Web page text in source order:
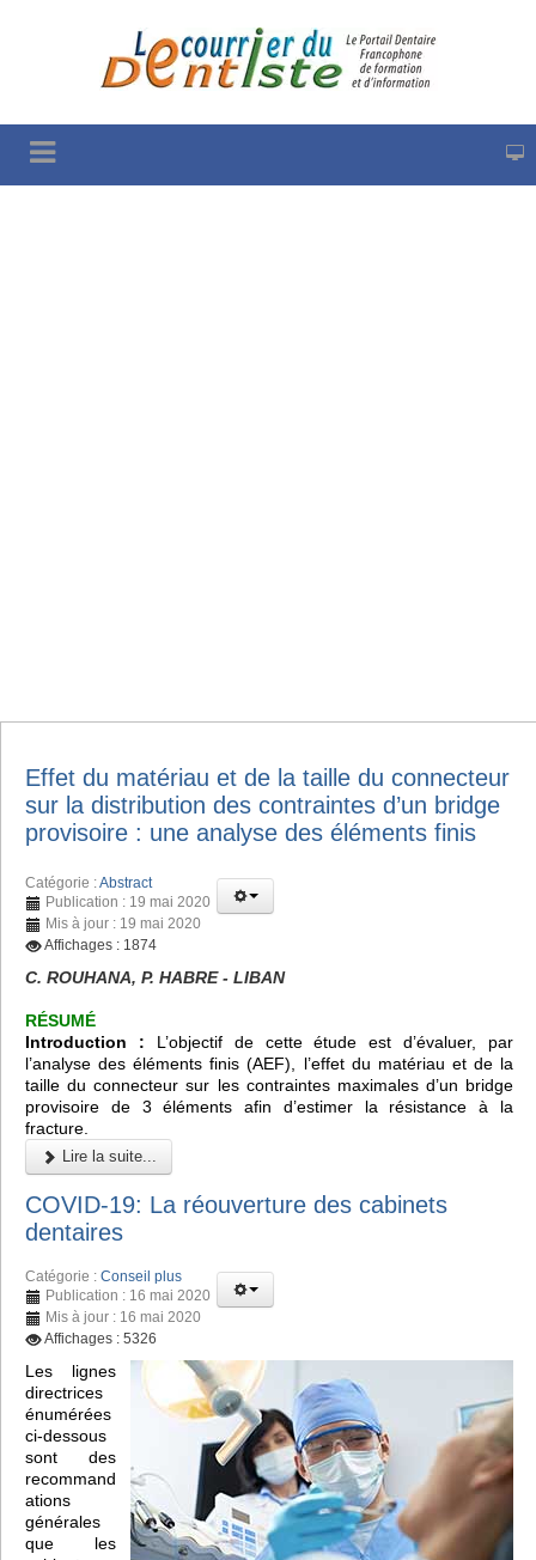
Effet du matériau et de la taille du connecteur
sur la distribution des contraintes d’un bridge
provisoire : une analyse des éléments finis
Catégorie :Abstract
Publication : 19 mai 2020
Mis à jour : 19 mai 2020
Affichages : 1874
C. ROUHANA, P. HABRE - LIBAN
RÉSUMÉ
Introduction : L’objectif de cette étude est d’évaluer, par
l’analyse des éléments finis (AEF), l’effet du matériau et de la
taille du connecteur sur les contraintes maximales d’un bridge
provisoire de 3 éléments afin d’estimer la résistance à la
fracture.
Lire la suite...
COVID-19: La réouverture des cabinets
dentaires
Catégorie : Conseil plus
Publication : 16 mai 2020
Mis à jour : 16 mai 2020
Affichages : 5326
Les lignes
directrices
énumérées
ci-dessous
sont des
recommand
ations
générales
que les